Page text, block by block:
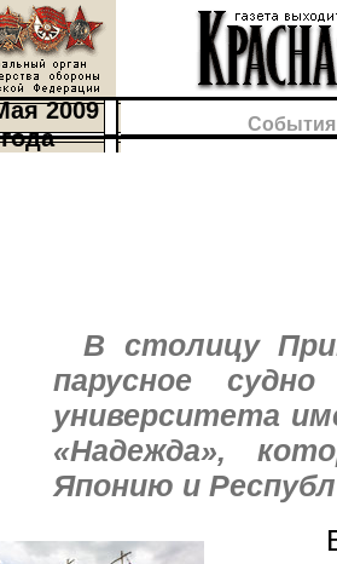
2009
года
В столицу
парусное судно
университета
«Надежда»,
Японию и
Во